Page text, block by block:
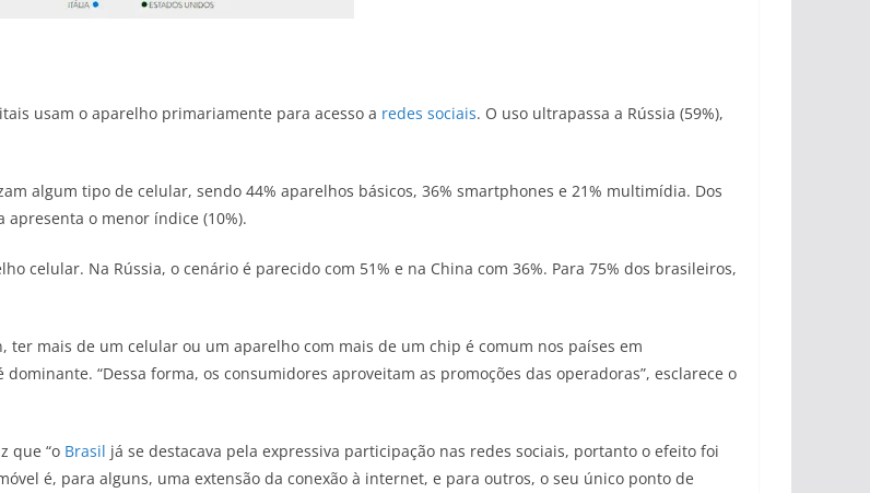
usam o aparelho primariamente para acesso a redes sociais. O uso ultrapassa a Rússia (59%),
algum tipo de celular, sendo 44% aparelhos básicos, 36% smartphones e 21% multimídia. Dos
apresenta o menor índice (10%).
celular. Na Rússia, o cenário é parecido com 51% e na China com 36%. Para 75% dos brasileiros,
ter mais de um celular ou um aparelho com mais de um chip é comum nos países em
“Dessa forma, os consumidores aproveitam as promoções das operadoras”, esclarece o
que “o Brasil já se destacava pela expressiva participação nas redes sociais, portanto o efeito foi
é, para alguns, uma extensão da conexão à internet, e para outros, o seu único ponto de